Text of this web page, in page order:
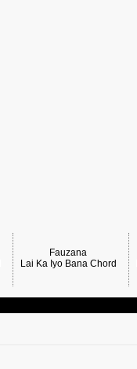
Fauzana
Lai Ka Iyo Bana Chord